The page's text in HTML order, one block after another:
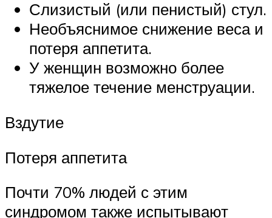
Слизистый (или пенистый) стул.
Необъяснимое снижение веса и
потеря аппетита.
У женщин возможно более
тяжелое течение менструации.
Вздутие
Потеря аппетита
Почти 70% людей с этим
синдромом также испытывают